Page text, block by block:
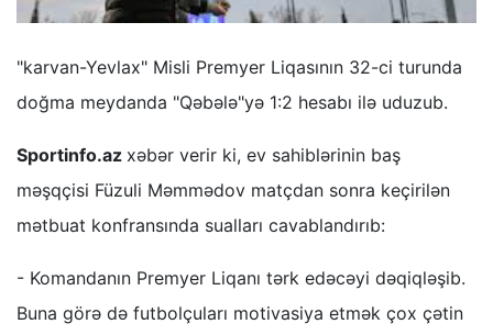
"karvan-Yevlax" Misli Premyer Liqasının 32-ci turunda
doğma meydanda "Qəbələ"yə 1:2 hesabı ilə uduzub.
Sportinfo.az xəbər verir ki, ev sahiblərinin baş
məşqçisi Füzuli Məmmədov matçdan sonra keçirilən
mətbuat konfransında sualları cavablandırıb:
- Komandanın Premyer Liqanı tərk edəcəyi dəqiqləşib.
Buna görə də futbolçuları motivasiya etmək çox çətin